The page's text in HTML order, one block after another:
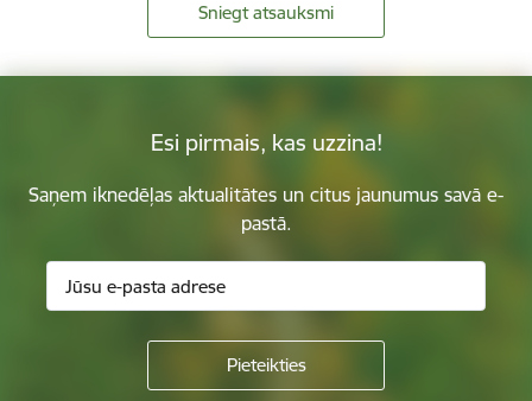
Sniegt atsauksmi
Esi pirmais, kas uzzina!
Saņem iknedēļas aktualitātes un citus jaunumus savā e-
pastā.